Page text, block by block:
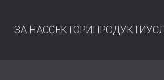
ЗА НАССЕКТОРИПРОДУКТИ